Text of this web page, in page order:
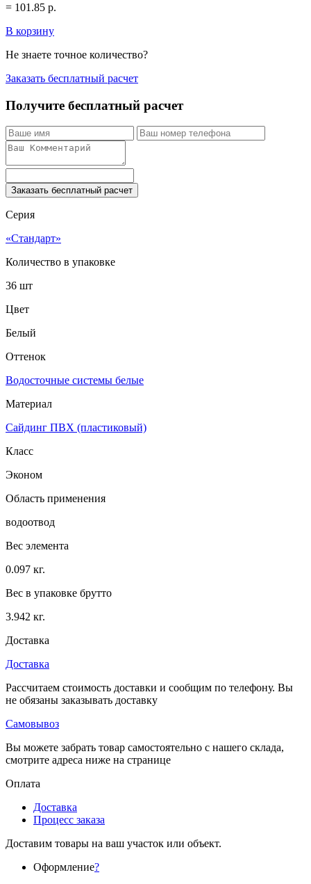
= 101.85 р.
В корзину
Не знаете точное количество?
Заказать бесплатный расчет
Получите бесплатный расчет
Заказать бесплатный расчет
Серия
«Стандарт»
Количество в упаковке
36 шт
Цвет
Белый
Оттенок
Водосточные системы белые
Материал
Сайдинг ПВХ (пластиковый)
Класс
Эконом
Область применения
водоотвод
Вес элемента
0.097 кг.
Вес в упаковке брутто
3.942 кг.
Доставка
Доставка
Рассчитаем стоимость доставки и сообщим по телефону. Вы
не обязаны заказывать доставку
Самовывоз
Вы можете забрать товар самостоятельно с нашего склада,
смотрите адреса ниже на странице
Оплата
Доставка
Процесс заказа
Доставим товары на ваш участок или объект.
Оформление?